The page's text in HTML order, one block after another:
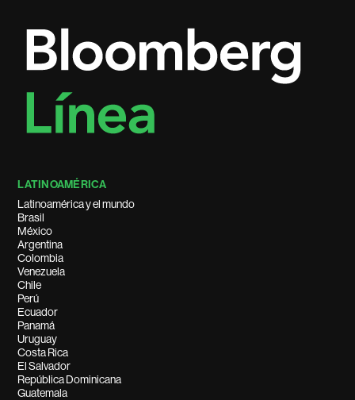
LATINOAMÉRICA
Latinoamérica y el mundo
Brasil
México
Argentina
Colombia
Venezuela
Chile
Perú
Ecuador
Panamá
Uruguay
Costa Rica
El Salvador
República Dominicana
Guatemala